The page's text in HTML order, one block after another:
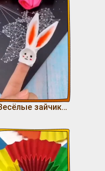
Весёлые зайчики на пальчики 🐰